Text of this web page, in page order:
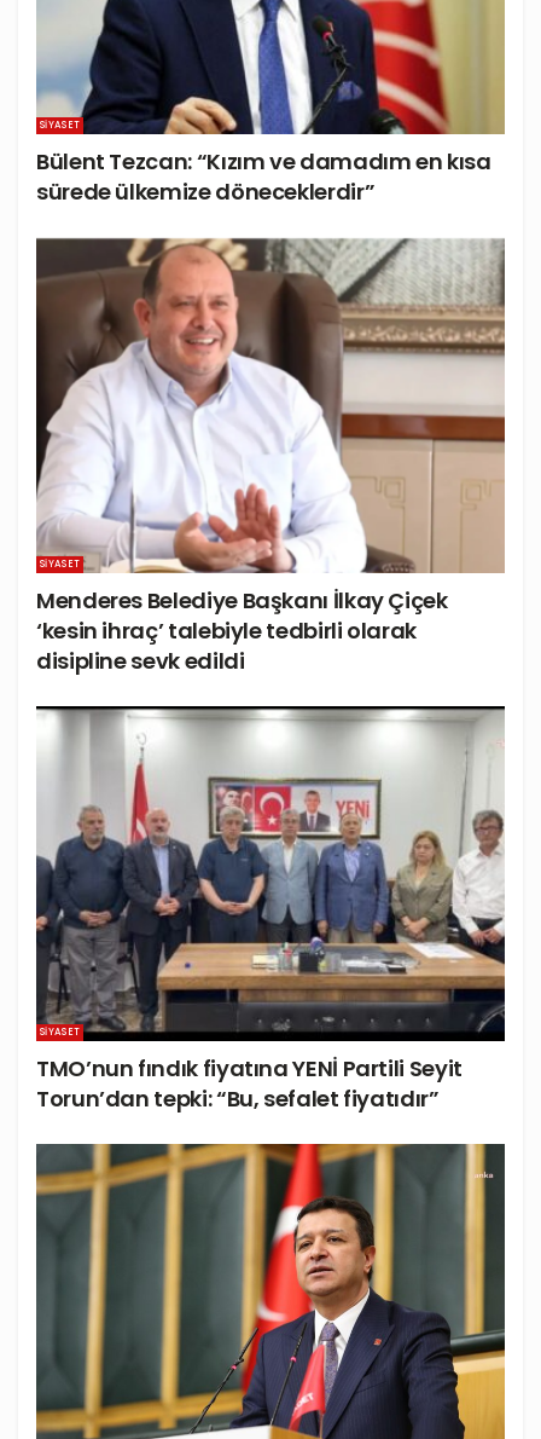
SIYASET
Bülent Tezcan: “Kızım ve damadım en kısa
sürede ülkemize döneceklerdir”
SIYASET
Menderes Belediye Başkanı İlkay Çiçek
‘kesin ihraç’ talebiyle tedbirli olarak
disipline sevk edildi
SIYASET
TMO’nun fındık fiyatına YENİ Partili Seyit
Torun’dan tepki: “Bu, sefalet fiyatıdır”